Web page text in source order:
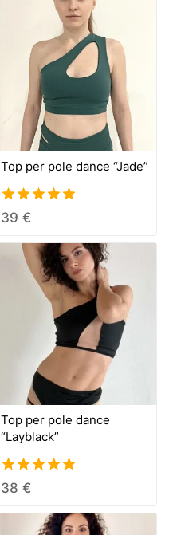
Top per pole dance “Jade”
5.00
39 €
Top per pole dance
“Layblack”
5.00
38 €